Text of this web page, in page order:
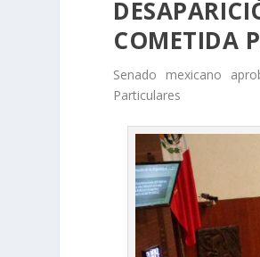
COMETIDA
Senado mexicano
Particulares